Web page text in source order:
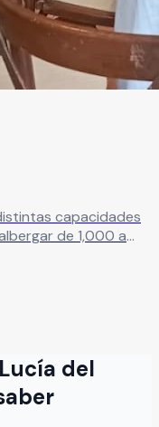
capacidades
de 1,000 a
propio,
a cabo un
del